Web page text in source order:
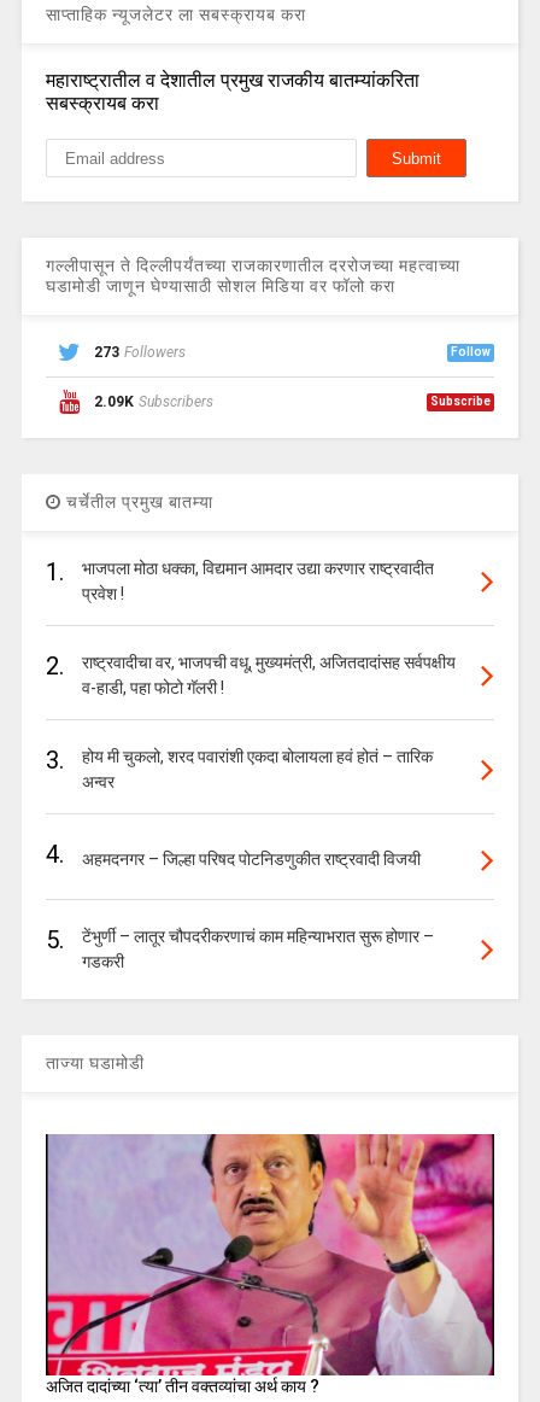
साप्ताहिक न्यूजलेटर ला सबस्क्रायब करा
महाराष्ट्रातील व देशातील प्रमुख राजकीय बातम्यांकरिता
सबस्क्रायब करा
गल्लीपासून ते दिल्लीपर्यंतच्या राजकारणातील दररोजच्या महत्वाच्या
घडामोडी जाणून घेण्यासाठी सोशल मिडिया वर फॉलो करा
273 Followers Follow
2.09K Subscribers Subscribe
चर्चेतील प्रमुख बातम्या
1.
भाजपला मोठा धक्का, विद्यमान आमदार उद्या करणार राष्ट्रवादीत
प्रवेश !
2.
राष्ट्रवादीचा वर, भाजपची वधू, मुख्यमंत्री, अजितदादांसह सर्वपक्षीय
व-हाडी, पहा फोटो गॅलरी !
3.
होय मी चुकलो, शरद पवारांशी एकदा बोलायला हवं होतं – तारिक
अन्वर
4. अहमदनगर – जिल्हा परिषद पोटनिडणुकीत राष्ट्रवादी विजयी
5.
टेंभुर्णी – लातूर चौपदरीकरणाचं काम महिन्याभरात सुरू होणार –
गडकरी
ताज्या घडामोडी
अजित दादांच्या ‘त्या’ तीन वक्तव्यांचा अर्थ काय ?